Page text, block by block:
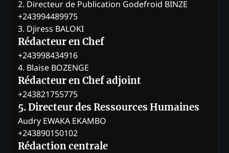
2. Directeur de Publication Godefroid BINZE
+243994489975
3. Djiress BALOKI
Rédacteur en Chef
+243998434916
4. Blaise BOZENGE
Rédacteur en Chef adjoint
+243821755775
5. Directeur des Ressources Humaines
Audry EWAKA EKAMBO
+243890150102
Rédaction centrale